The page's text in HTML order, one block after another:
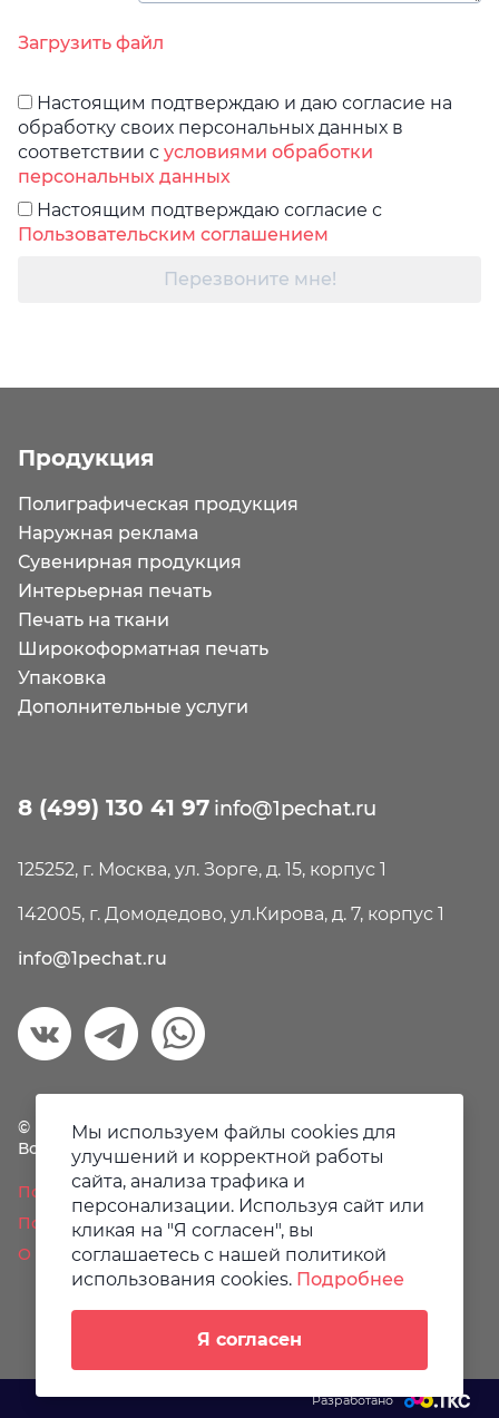
Загрузить файл
Настоящим подтверждаю и даю согласие на
обработку своих персональных данных в
соответствии с условиями обработки
персональных данных
Настоящим подтверждаю согласие с
Пользовательским соглашением
Перезвоните мне!
Продукция
Полиграфическая продукция
Наружная реклама
Сувенирная продукция
Интерьерная печать
Печать на ткани
Широкоформатная печать
Упаковка
Дополнительные услуги
8 (499) 130 41 97 info@1pechat.ru
125252, г. Москва, ул. Зорге, д. 15, корпус 1
142005, г. Домодедово, ул.Кирова, д. 7, корпус 1
info@1pechat.ru
© Первая печать, 2018-2026
Все права защищены.
Политика конфиденциальности
Пользовательское соглашение
О файлах Cookie
Мы используем файлы cookies для
улучшений и корректной работы
сайта, анализа трафика и
персонализации. Используя сайт или
кликая на "Я согласен", вы
соглашаетесь с нашей политикой
использования cookies. Подробнее
Я согласен
Разработано